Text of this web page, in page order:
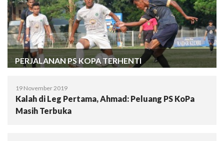
PERJALANAN PS KOPA TERHENTI
19 November 2019
Kalah di Leg Pertama, Ahmad: Peluang PS KoPa
Masih Terbuka